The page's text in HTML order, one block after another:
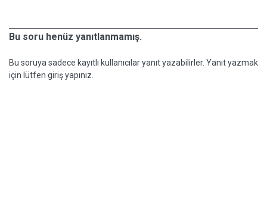
Bu soru henüz yanıtlanmamış.
Bu soruya sadece kayıtlı kullanıcılar yanıt yazabilirler. Yanıt yazmak
için lütfen giriş yapınız.